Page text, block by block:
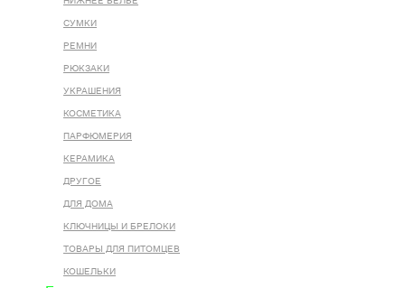
СУМКИ
РЕМНИ
РЮКЗАКИ
УКРАШЕНИЯ
КОСМЕТИКА
ПАРФЮМЕРИЯ
КЕРАМИКА
ДРУГОЕ
ДЛЯ ДОМА
КЛЮЧНИЦЫ И БРЕЛОКИ
ТОВАРЫ ДЛЯ ПИТОМЦЕВ
КОШЕЛЬКИ